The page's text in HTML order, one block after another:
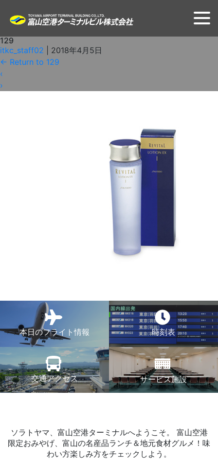
129
itkc_staff02
2018年4月5日
← Return to 129
‹
›
本日のフライト情報 時刻表
交通アクセス サービス施設
ソラトヤマ、富山空港ターミナルへようこそ。
富山空港
限定おみやげ、富山の名産品ランチ＆地元食材グルメ！味
わい方楽しみ方をチェックしよう。